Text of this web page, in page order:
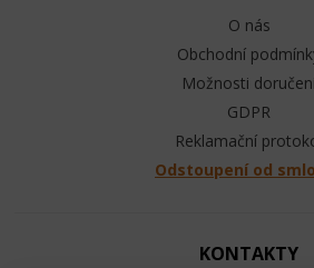
O nás
Obchodní
Možnosti
GDPR
Reklamační
Odstoupení od
KONTAKTY